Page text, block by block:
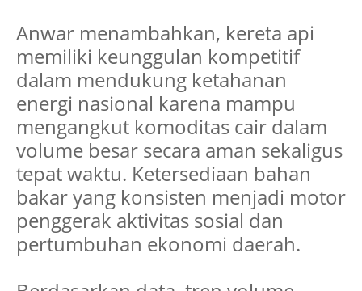
Anwar menambahkan, kereta api
memiliki keunggulan kompetitif
dalam mendukung ketahanan
energi nasional karena mampu
mengangkut komoditas cair dalam
volume besar secara aman sekaligus
tepat waktu. Ketersediaan bahan
bakar yang konsisten menjadi motor
penggerak aktivitas sosial dan
pertumbuhan ekonomi daerah.